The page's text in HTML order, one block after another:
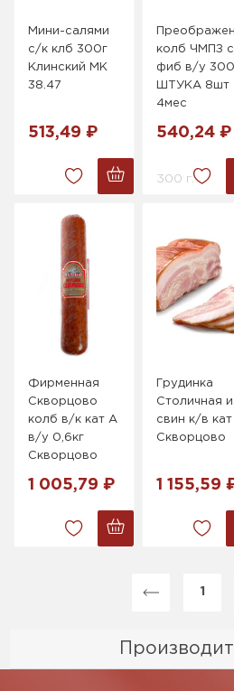
Мини-салями
с/к клб 300г
Клинский МК
38.47
513,49 ₽
колб ЧМПЗ
фиб в/у 300
ШТУКА 8шт
4мес
540,24 ₽
300 г.
Фирменная
Скворцово
колб в/к кат А
в/у 0,6кг
Скворцово
1 005,79 ₽
Грудинка
Столичная
свин к/в кат
Скворцово
1 155,59
1